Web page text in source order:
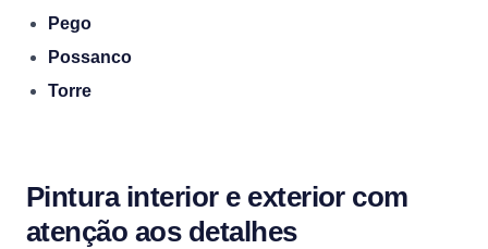
Pego
Possanco
Torre
Pintura interior e exterior com
atenção aos detalhes